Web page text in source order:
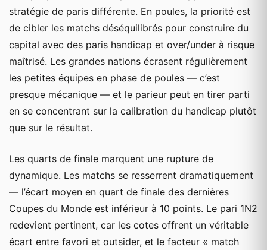
stratégie de paris différente. En poules, la priorité est
de cibler les matchs déséquilibrés pour construire du
capital avec des paris handicap et over/under à risque
maîtrisé. Les grandes nations écrasent régulièrement
les petites équipes en phase de poules — c’est
presque mécanique — et le parieur peut en tirer parti
en se concentrant sur la calibration du handicap plutôt
que sur le résultat.
Les quarts de finale marquent une rupture de
dynamique. Les matchs se resserrent dramatiquement
— l’écart moyen en quart de finale des dernières
Coupes du Monde est inférieur à 10 points. Le pari 1N2
redevient pertinent, car les cotes offrent un véritable
écart entre favori et outsider, et le facteur « match